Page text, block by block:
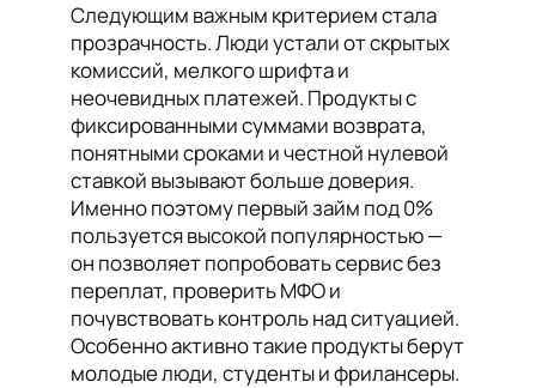
Следующим важным критерием стала
прозрачность. Люди устали от скрытых
комиссий, мелкого шрифта и
неочевидных платежей. Продукты с
фиксированными суммами возврата,
понятными сроками и честной нулевой
ставкой вызывают больше доверия.
Именно поэтому первый займ под 0%
пользуется высокой популярностью —
он позволяет попробовать сервис без
переплат, проверить МФО и
почувствовать контроль над ситуацией.
Особенно активно такие продукты берут
молодые люди, студенты и фрилансеры.